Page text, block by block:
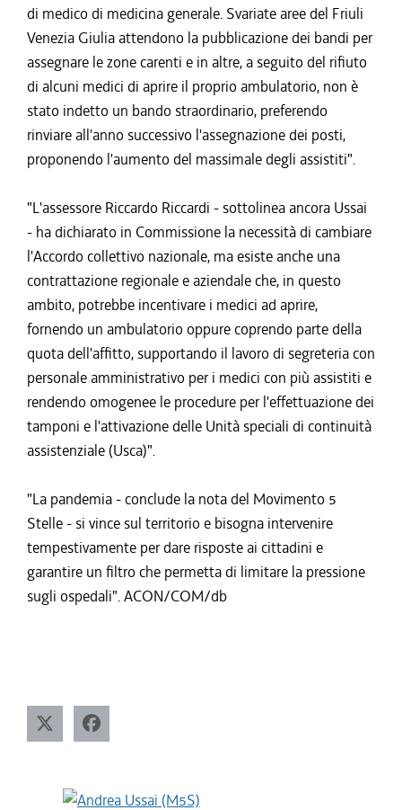
di medico di medicina generale. Svariate aree del Friuli
Venezia Giulia attendono la pubblicazione dei bandi per
assegnare le zone carenti e in altre, a seguito del rifiuto
di alcuni medici di aprire il proprio ambulatorio, non è
stato indetto un bando straordinario, preferendo
rinviare all'anno successivo l'assegnazione dei posti,
proponendo l'aumento del massimale degli assistiti".
"L'assessore Riccardo Riccardi - sottolinea ancora Ussai
- ha dichiarato in Commissione la necessità di cambiare
l'Accordo collettivo nazionale, ma esiste anche una
contrattazione regionale e aziendale che, in questo
ambito, potrebbe incentivare i medici ad aprire,
fornendo un ambulatorio oppure coprendo parte della
quota dell'affitto, supportando il lavoro di segreteria con
personale amministrativo per i medici con più assistiti e
rendendo omogenee le procedure per l'effettuazione dei
tamponi e l'attivazione delle Unità speciali di continuità
assistenziale (Usca)".
"La pandemia - conclude la nota del Movimento 5
Stelle - si vince sul territorio e bisogna intervenire
tempestivamente per dare risposte ai cittadini e
garantire un filtro che permetta di limitare la pressione
sugli ospedali". ACON/COM/db